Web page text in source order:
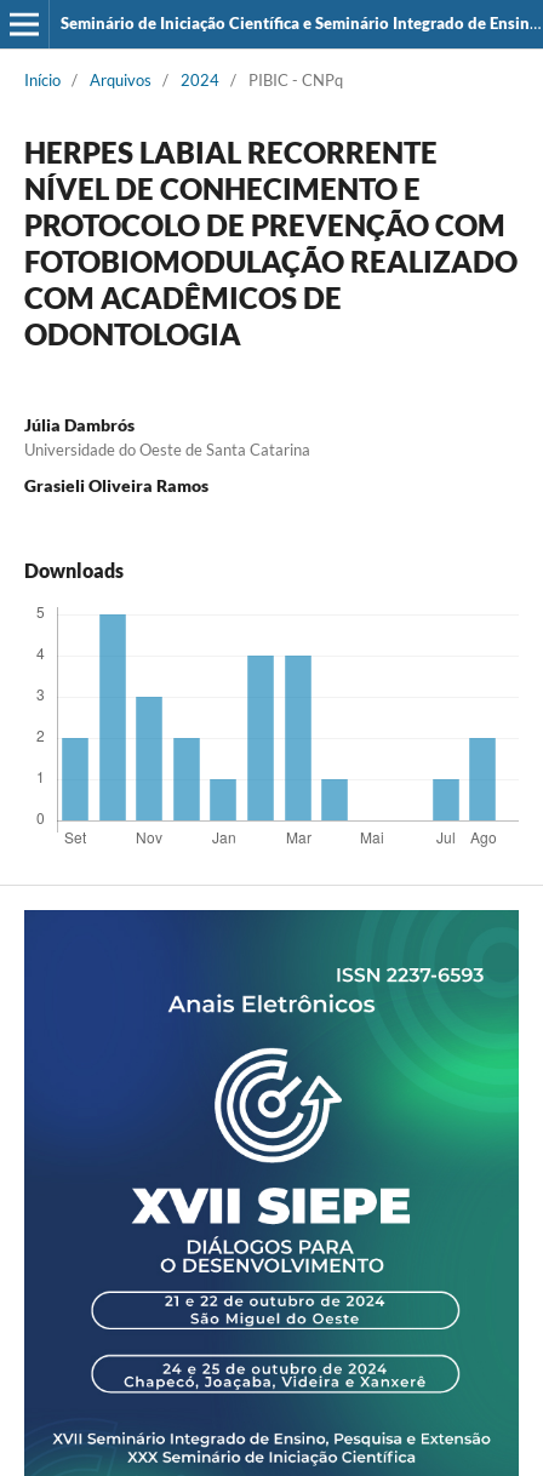
Seminário de Iniciação Científica e Seminário Integrado de Ensino, Pesquisa e Extensão (SIEPE)
Início / Arquivos / 2024 / PIBIC - CNPq
HERPES LABIAL RECORRENTE
NÍVEL DE CONHECIMENTO E
PROTOCOLO DE PREVENÇÃO COM
FOTOBIOMODULAÇÃO REALIZADO
COM ACADÊMICOS DE
ODONTOLOGIA
Júlia Dambrós
Universidade do Oeste de Santa Catarina
Grasieli Oliveira Ramos
Downloads